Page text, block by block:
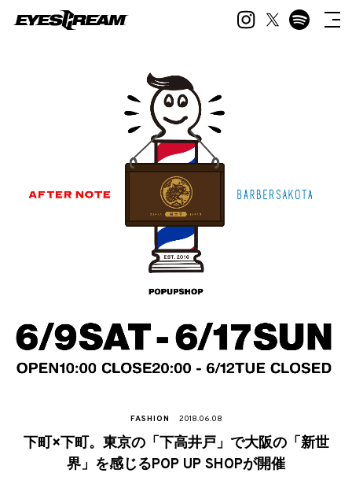
FASHION 2018.06.08
下町×下町。東京の「下高井戸」で大阪の「新世
界」を感じるPOP UP SHOPが開催